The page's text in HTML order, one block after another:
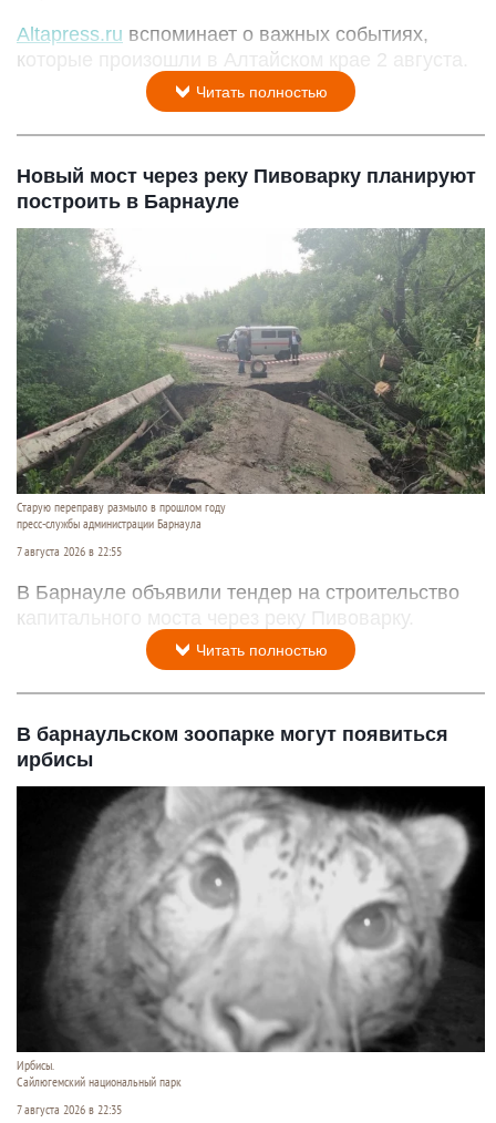
Altapress.ru вспоминает о важных событиях,
которые произошли в Алтайском крае 2 августа.
Читать полностью
Новый мост через реку Пивоварку планируют
построить в Барнауле
Старую переправу размыло в прошлом году
пресс-службы администрации Барнаула
7 августа 2026 в 22:55
В Барнауле объявили тендер на строительство
капитального моста через реку Пивоварку.
Читать полностью
В барнаульском зоопарке могут появиться
ирбисы
Ирбисы.
Сайлюгемский национальный парк
7 августа 2026 в 22:35